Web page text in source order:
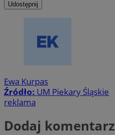
Udostępnij
Ewa Kurpas
Źródło: UM Piekary Śląskie
reklama
Dodaj komentarz